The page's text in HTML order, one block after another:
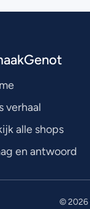
verhaal
alle shops
en antwoord
© 2026